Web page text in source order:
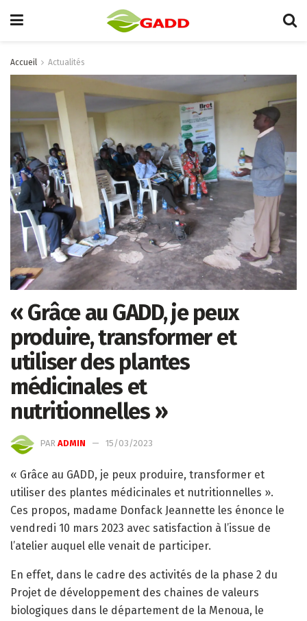
Accueil Actualités
« Grâce au GADD, je peux
produire, transformer et
utiliser des plantes
médicinales et
nutritionnelles »
PAR ADMIN 15/03/2023
« Grâce au GADD, je peux produire, transformer et
utiliser des plantes médicinales et nutritionnelles ».
Ces propos, madame Donfack Jeannette les énonce le
vendredi 10 mars 2023 avec satisfaction à l’issue de
l’atelier auquel elle venait de participer.
En effet, dans le cadre des activités de la phase 2 du
Projet de développement des chaines de valeurs
biologiques dans le département de la Menoua, le